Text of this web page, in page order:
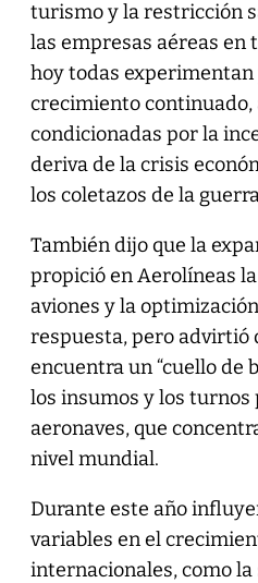
turismo y la restricción
las empresas aéreas en
hoy todas experimentan
crecimiento continuado,
condicionadas por la
deriva de la crisis
los coletazos de la
También dijo que la
propició en Aerolíneas
aviones y la
respuesta, pero advirtió
encuentra un “cuello de
los insumos y los turnos
aeronaves, que
nivel mundial.
Durante este año
variables en el
internacionales, como la